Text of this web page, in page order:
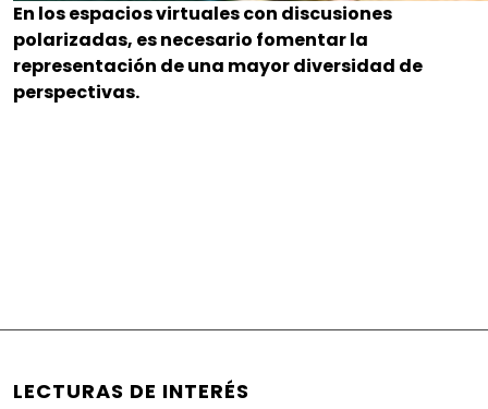
En los espacios virtuales con discusiones
polarizadas, es necesario fomentar la
representación de una mayor diversidad de
perspectivas.
LECTURAS DE INTERÉS